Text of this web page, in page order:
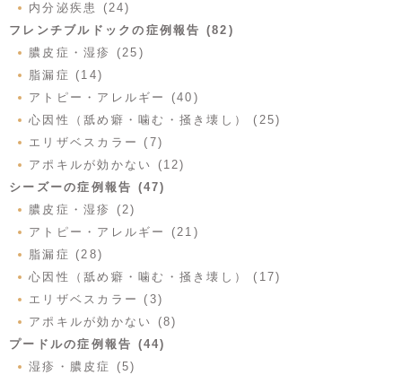
内分泌疾患 (24)
フレンチブルドックの症例報告 (82)
膿皮症・湿疹 (25)
脂漏症 (14)
アトピー・アレルギー (40)
心因性（舐め癖・噛む・掻き壊し） (25)
エリザベスカラー (7)
アポキルが効かない (12)
シーズーの症例報告 (47)
膿皮症・湿疹 (2)
アトピー・アレルギー (21)
脂漏症 (28)
心因性（舐め癖・噛む・掻き壊し） (17)
エリザベスカラー (3)
アポキルが効かない (8)
プードルの症例報告 (44)
湿疹・膿皮症 (5)